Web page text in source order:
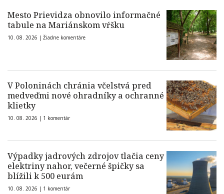
Mesto Prievidza obnovilo informačné
tabule na Mariánskom vŕšku
10. 08. 2026 | Žiadne komentáre
V Poloninách chránia včelstvá pred
medveďmi nové ohradníky a ochranné
klietky
10. 08. 2026 | 1 komentár
Výpadky jadrových zdrojov tlačia ceny
elektriny nahor, večerné špičky sa
blížili k 500 eurám
10. 08. 2026 | 1 komentár